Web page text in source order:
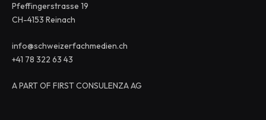
Pfeffingerstrasse 19
CH-4153 Reinach
info@schweizerfachmedien.ch
+41 78 322 63 43
A PART OF FIRST CONSULENZA AG